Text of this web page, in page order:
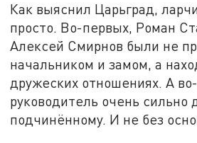
Как выяснил Царьград,
просто. Во-первых, Роман
Алексей Смирнов были не
начальником и замом, а
дружеских отношениях. А
руководитель очень сильно
подчинённому. И не без